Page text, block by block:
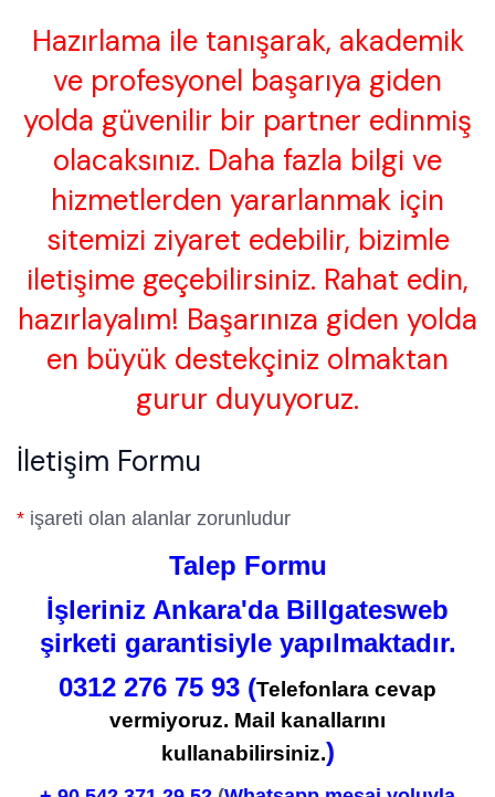
Hazırlama ile tanışarak, akademik
ve profesyonel başarıya giden
yolda güvenilir bir partner edinmiş
olacaksınız. Daha fazla bilgi ve
hizmetlerden yararlanmak için
sitemizi ziyaret edebilir, bizimle
iletişime geçebilirsiniz. Rahat edin,
hazırlayalım! Başarınıza giden yolda
en büyük destekçiniz olmaktan
gurur duyuyoruz.
İletişim Formu
* işareti olan alanlar zorunludur
Talep Formu
İşleriniz Ankara'da Billgatesweb
şirketi garantisiyle yapılmaktadır.
0312 276 75 93 (Telefonlara cevap
vermiyoruz. Mail kanallarını
kullanabilirsiniz.)